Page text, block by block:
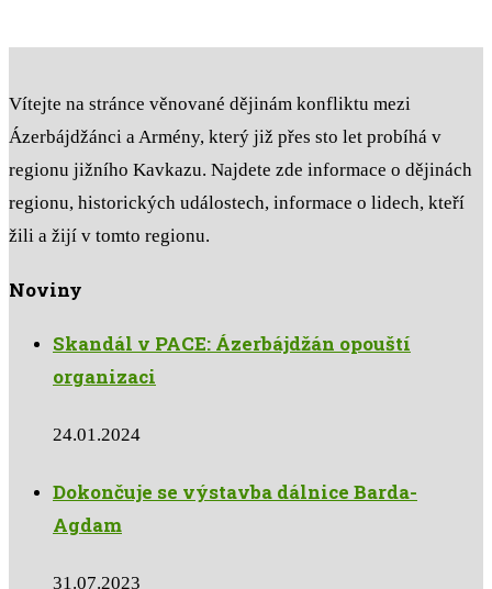
Vítejte na stránce věnované dějinám konfliktu mezi
Ázerbájdžánci a Armény, který již přes sto let probíhá v
regionu jižního Kavkazu. Najdete zde informace o dějinách
regionu, historických událostech, informace o lidech, kteří
žili a žijí v tomto regionu.
Noviny
Skandál v PACE: Ázerbájdžán opouští
organizaci
24.01.2024
Dokončuje se výstavba dálnice Barda-
Agdam
31.07.2023